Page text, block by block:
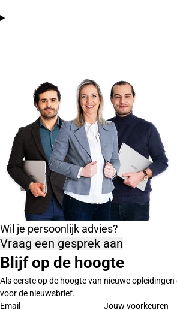
Wil je persoonlijk advies?
Vraag een gesprek aan
Blijf op de hoogte
Als eerste op de hoogte van nieuwe opleidingen
voor de nieuwsbrief.
Email
Jouw voorkeuren